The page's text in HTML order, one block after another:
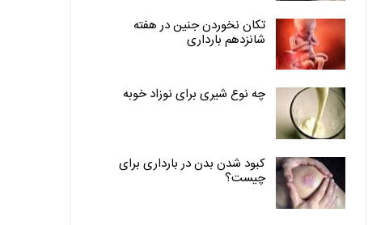
تکان نخوردن جنین در هفته
شانزدهم بارداری
چه نوع شیری برای نوزاد خوبه
کبود شدن بدن در بارداری برای
چیست؟